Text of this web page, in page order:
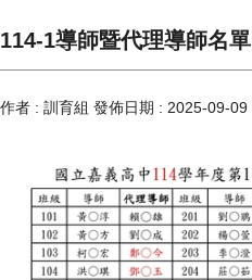
114-1導師暨代理導師名單
作者 : 訓育組 發佈日期 : 2025-09-09